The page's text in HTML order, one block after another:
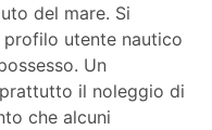
del mare. Si
utente nautico
Un
il noleggio di
che alcuni